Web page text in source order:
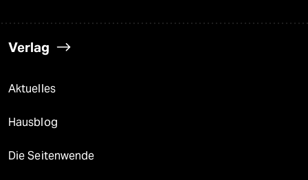
Verlag
Aktuelles
Hausblog
Die Seitenwende